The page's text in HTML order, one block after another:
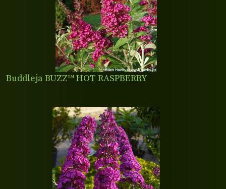
Buddleja BUZZ™ HOT RASPBERRY